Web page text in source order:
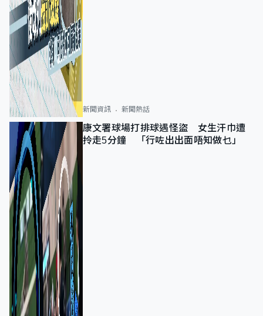
新聞資訊 新聞熱話
康文署球場打排球遇怪盜 女生汗巾遭
拎走5分鐘 「行咗出出面唔知做乜」